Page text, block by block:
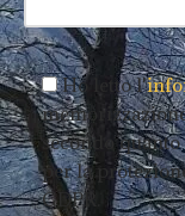
Ho letto l'
secondo
per la
GDPR.